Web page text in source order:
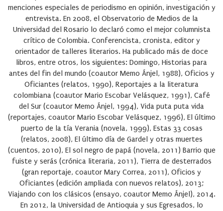
menciones especiales de periodismo en opinión, investigación y
entrevista. En 2008, el Observatorio de Medios de la
Universidad del Rosario lo declaró como el mejor columnista
crítico de Colombia. Conferencista, cronista, editor y
orientador de talleres literarios. Ha publicado más de doce
libros, entre otros, los siguientes: Domingo, Historias para
antes del fin del mundo (coautor Memo Ánjel, 1988), Oficios y
Oficiantes (relatos, 1990), Reportajes a la literatura
colombiana (coautor Mario Escobar Velásquez, 1991), Café
del Sur (coautor Memo Ánjel, 1994), Vida puta puta vida
(reportajes, coautor Mario Escobar Velásquez, 1996), El último
puerto de la tía Verania (novela, 1999), Estas 33 cosas
(relatos, 2008), El último día de Gardel y otras muertes
(cuentos, 2010), El sol negro de papá (novela, 2011) Barrio que
fuiste y serás (crónica literaria, 2011), Tierra de desterrados
(gran reportaje, coautor Mary Correa, 2011), Oficios y
Oficiantes (edición ampliada con nuevos relatos), 2013;
Viajando con los clásicos (ensayo, coautor Memo Ánjel), 2014.
En 2012, la Universidad de Antioquia y sus Egresados, lo